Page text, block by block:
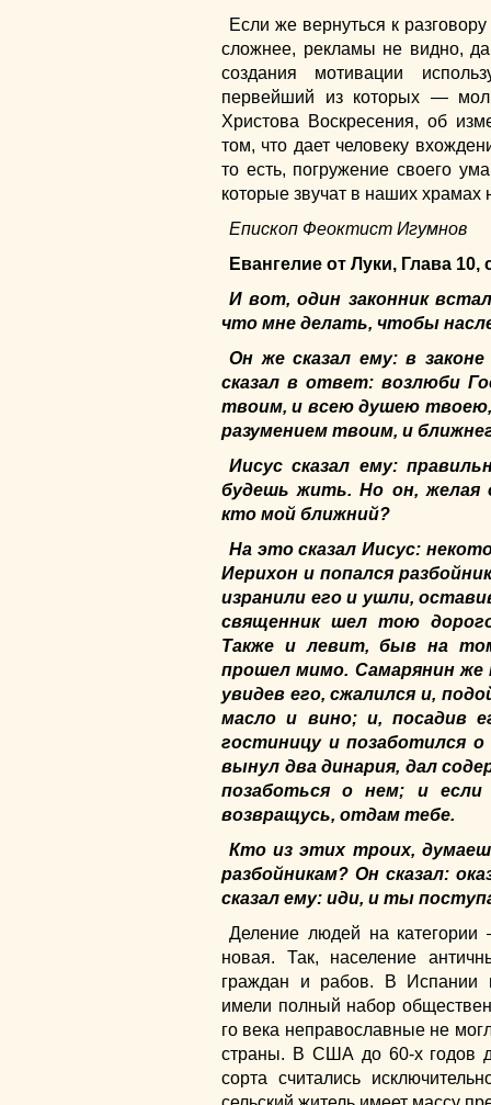
Если же вернуться к
сложнее, рекламы не видно,
создания мотивации
первейший из которых —
Христова Воскресения, об
том, что дает человеку
то есть, погружение своего
которые звучат в наших храмах
Епископ Феоктист Игумнов
Евангелие от Луки, Глава 10,
И вот, один законник
что мне делать, чтобы
Он же сказал ему: в
сказал в ответ: возлюби
твоим, и всею душею
разумением твоим, и
Иисус сказал ему:
будешь жить. Но он, желая
кто мой ближний?
На это сказал Иисус:
Иерихон и попался
изранили его и ушли,
священник шел тою
Также и левит, быв на
прошел мимо. Самарянин же
увидев его, сжалился и,
масло и вино; и, посадив
гостиницу и позаботился
вынул два динария, дал
позаботься о нем; и если
возвращусь, отдам тебе.
Кто из этих троих,
разбойникам? Он сказал:
сказал ему: иди, и ты
Деление людей на
новая. Так, население
граждан и рабов. В Испании
имели полный набор
го века неправославные не
страны. В США до 60-х годов
сорта считались